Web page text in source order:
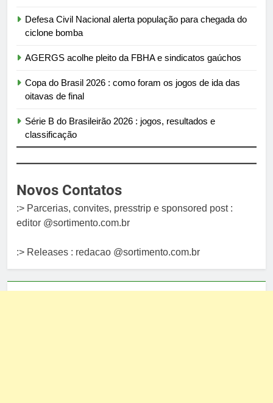
Defesa Civil Nacional alerta população para chegada do
ciclone bomba
AGERGS acolhe pleito da FBHA e sindicatos gaúchos
Copa do Brasil 2026 : como foram os jogos de ida das
oitavas de final
Série B do Brasileirão 2026 : jogos, resultados e
classificação
Novos Contatos
:> Parcerias, convites, presstrip e sponsored post :
editor @sortimento.com.br
:> Releases : redacao @sortimento.com.br